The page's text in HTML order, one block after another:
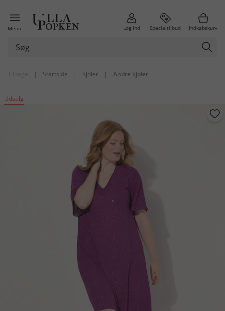
Menu Log ind Specialtilbud Indkøbskurv
| Startside | Kjoler | Andre kjoler
Udsalg